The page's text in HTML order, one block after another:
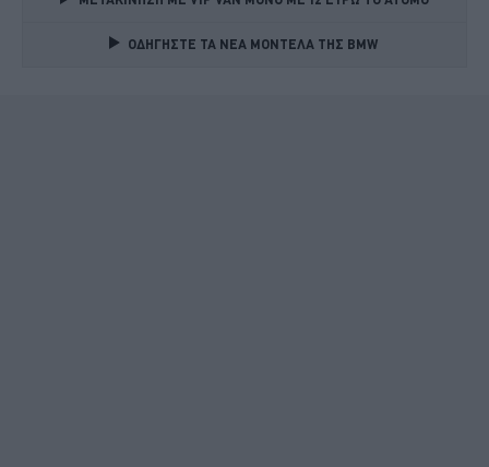
ΟΔΗΓΗΣΤΕ ΤΑ ΝΕΑ ΜΟΝΤΕΛΑ ΤΗΣ BMW